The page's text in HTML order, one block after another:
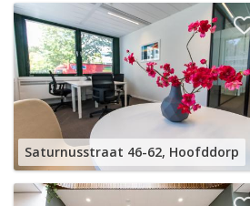
Saturnusstraat 46-62, Hoofddorp